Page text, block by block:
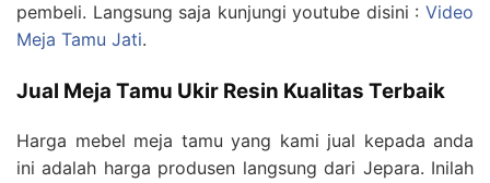
pembeli. Langsung saja kunjungi youtube disini : Video
Meja Tamu Jati.
Jual Meja Tamu Ukir Resin Kualitas Terbaik
Harga mebel meja tamu yang kami jual kepada anda
ini adalah harga produsen langsung dari Jepara. Inilah